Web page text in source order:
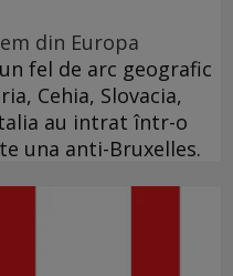
din Europa
fel de arc geografic
Cehia, Slovacia,
au intrat într-o
una anti-Bruxelles.